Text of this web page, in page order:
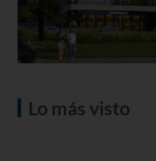
Lo más visto